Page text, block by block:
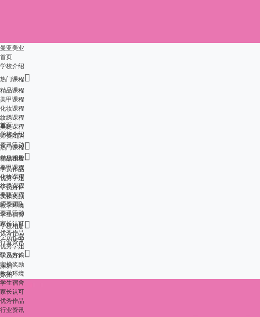
曼亚美业
首页
学校介绍
热门课程
精品课程
美甲课程
化妆课程
纹绣课程
美睫课程
师资团队
资讯活动
学校相册
学员作品
优秀学姐
学员好评
实操奖励
教学环境
学生宿舍
家长认可
优秀作品
行业资讯
联系方式
深圳
郑州
首页
学校介绍
热门课程
精品课程
美甲课程
化妆课程
纹绣课程
美睫课程
师资团队
资讯活动
学校相册
学员作品
优秀学姐
学员好评
实操奖励
教学环境
学生宿舍
家长认可
优秀作品
行业资讯